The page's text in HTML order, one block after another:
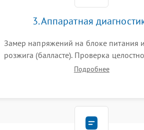
3500 ₽ Подробнее
3. Аппаратная
Замер напряжений на блоке питания
розжига (балласте). Проверка
цветового колеса (DLP) или
Подробнее